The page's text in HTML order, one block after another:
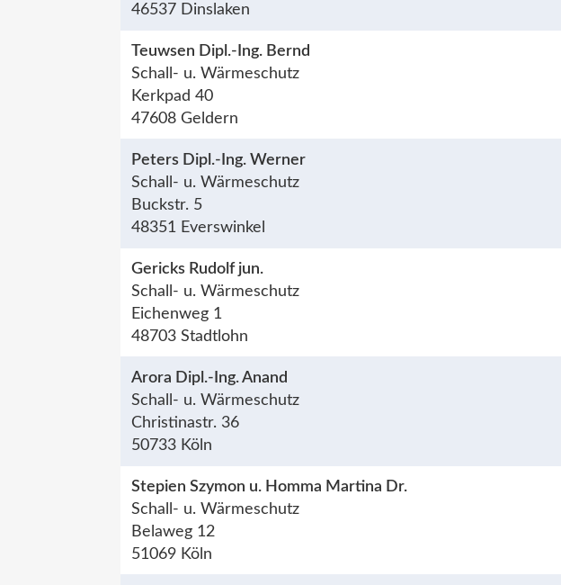
46537 Dinslaken
Teuwsen Dipl.-Ing. Bernd
Schall- u. Wärmeschutz
Kerkpad 40
47608 Geldern
Peters Dipl.-Ing. Werner
Schall- u. Wärmeschutz
Buckstr. 5
48351 Everswinkel
Gericks Rudolf jun.
Schall- u. Wärmeschutz
Eichenweg 1
48703 Stadtlohn
Arora Dipl.-Ing. Anand
Schall- u. Wärmeschutz
Christinastr. 36
50733 Köln
Stepien Szymon u. Homma Martina Dr.
Schall- u. Wärmeschutz
Belaweg 12
51069 Köln